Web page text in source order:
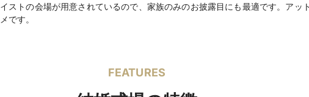
ストの会場が用意されているので、家族のみのお披露目にも最適です。アッ
です。
飲物料金
￥4,500・￥4,800・￥
設備
ク、控室、音響、照明、スク
FEATURES